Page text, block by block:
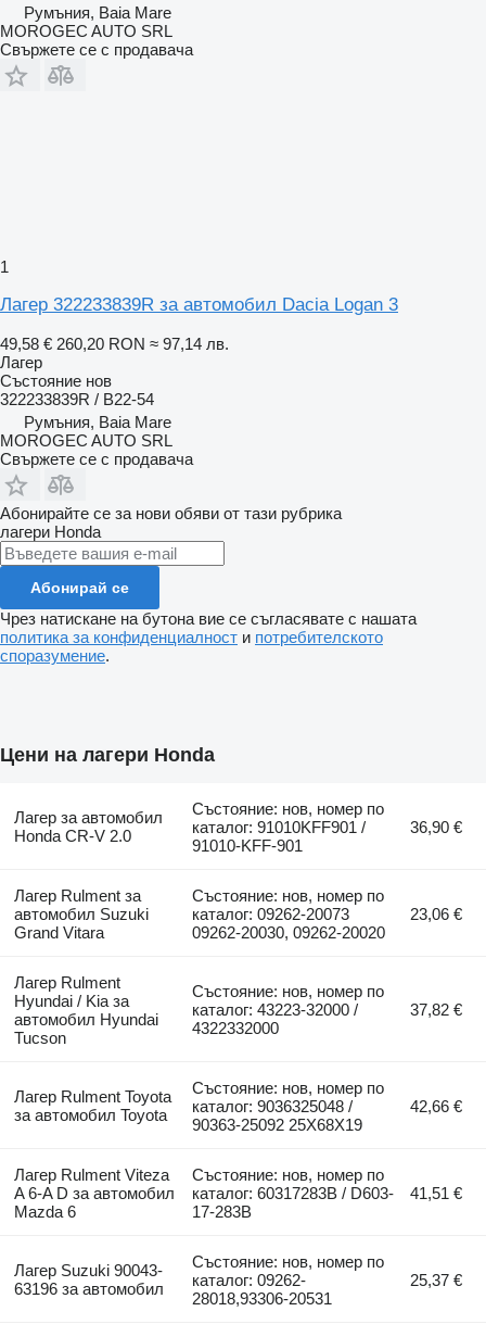
Румъния, Baia Mare
MOROGEC AUTO SRL
Свържете се с продавача
1
Лагер 322233839R за автомобил Dacia Logan 3
49,58 € 260,20 RON ≈ 97,14 лв.
Лагер
Състояние нов
322233839R / B22-54
Румъния, Baia Mare
MOROGEC AUTO SRL
Свържете се с продавача
Абонирайте се за нови обяви от тази рубрика
лагери Honda
Абонирай се
Чрез натискане на бутона вие се съгласявате с нашата
политика за конфиденциалност и потребителското
споразумение.
Цени на лагери Honda
Лагер за автомобил
Honda CR-V 2.0
Състояние: нов, номер по
каталог: 91010KFF901 /
91010-KFF-901
36,90 €
Лагер Rulment за
автомобил Suzuki
Grand Vitara
Състояние: нов, номер по
каталог: 09262-20073
09262-20030, 09262-20020
23,06 €
Лагер Rulment
Hyundai / Kia за
автомобил Hyundai
Tucson
Състояние: нов, номер по
каталог: 43223-32000 /
4322332000
37,82 €
Лагер Rulment Toyota
за автомобил Toyota
Състояние: нов, номер по
каталог: 9036325048 /
90363-25092 25X68X19
42,66 €
Лагер Rulment Viteza
A 6-A D за автомобил
Mazda 6
Състояние: нов, номер по
каталог: 60317283B / D603-
17-283B
41,51 €
Лагер Suzuki 90043-
63196 за автомобил
Състояние: нов, номер по
каталог: 09262-
28018,93306-20531
25,37 €